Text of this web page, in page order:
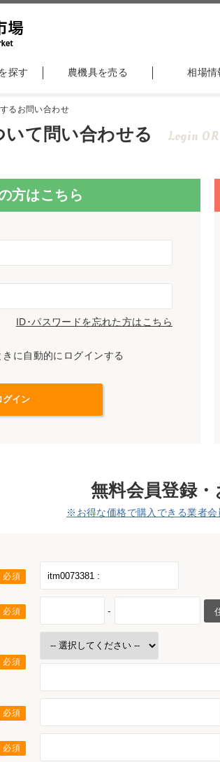
探す 農機具を売る 相場情
るお問い合わせ
て問い合わせる Login
方はこちら
ID･パスワードを忘れた方はこちら
に自動的にログインする
無料会員登録
※お得な価格で購入できる業者会
-